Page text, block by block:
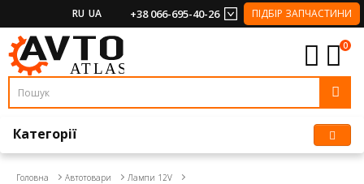
RU UA +38 066-695-40-26 ПІДБІР ЗАПЧАСТИНИ
0
Категорії
Головна Автотовари
Лампи 12V